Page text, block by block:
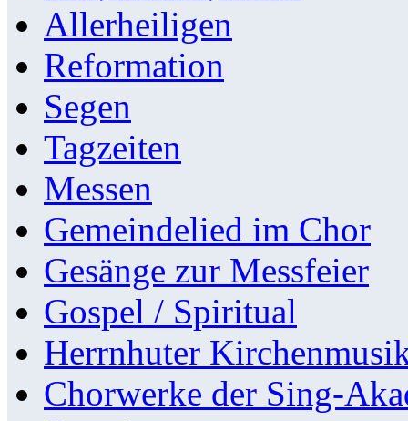
Allerheiligen
Reformation
Segen
Tagzeiten
Messen
Gemeindelied im Chor
Gesänge zur Messfeier
Gospel / Spiritual
Herrnhuter
Chorwerke der Sing-